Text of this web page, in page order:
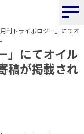
刊トライボロジー」にてオ
」にてオイル
稿が掲載され